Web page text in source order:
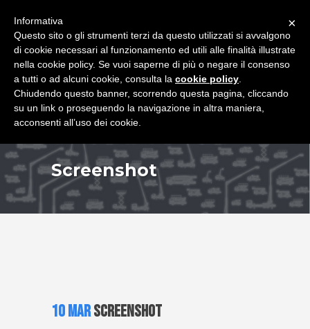
Screenshot
10 MarScreenshot
×
Informativa
Questo sito o gli strumenti terzi da questo utilizzati si avvalgono
di cookie necessari al funzionamento ed utili alle finalità illustrate
nella cookie policy. Se vuoi saperne di più o negare il consenso
a tutti o ad alcuni cookie, consulta la cookie policy
Chiudendo questo banner, scorrendo questa pagina, cliccando
su un link o proseguendo la navigazione in altra maniera,
acconsenti all’uso dei cookie.